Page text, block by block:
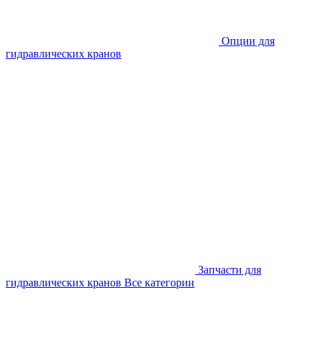
Опции для
гидравлических кранов
Запчасти для
гидравлических кранов Все категории